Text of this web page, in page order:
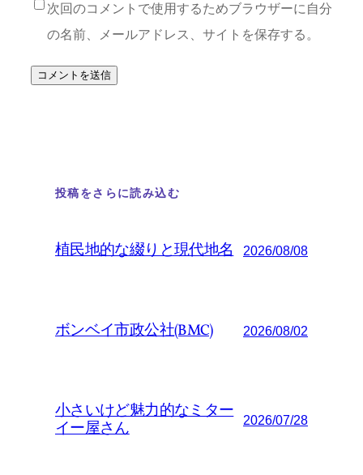
次回のコメントで使用するためブラウザーに自分
の名前、メールアドレス、サイトを保存する。
投稿をさらに読み込む
植民地的な綴りと現代地名 2026/08/08
ボンベイ市政公社(BMC) 2026/08/02
小さいけど魅力的なミター
イー屋さん
2026/07/28